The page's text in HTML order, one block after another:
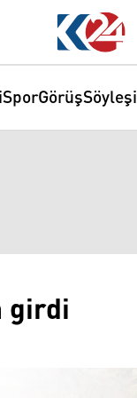
SporGörüşSöyleşi
girdi